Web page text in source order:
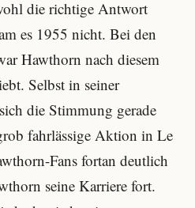
die richtige Antwort
es 1955 nicht. Bei den
Hawthorn nach diesem
Selbst in seiner
die Stimmung gerade
fahrlässige Aktion in Le
Fans fortan deutlich
seine Karriere fort.